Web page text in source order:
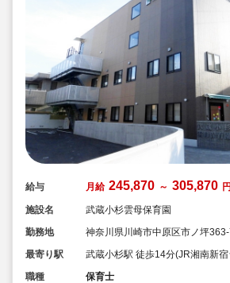
給与 月給 245,870 ～ 305,870 円
施設名
武蔵小杉雲母保育園
勤務地
神奈川県川崎市中原区市ノ坪
最寄り駅
武蔵小杉駅 徒歩14分(JR湘南新
職種
保育士